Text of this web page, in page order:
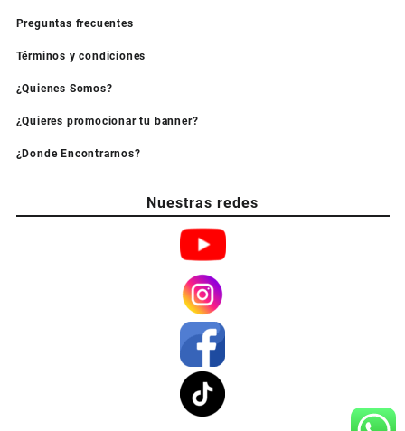
Preguntas frecuentes
Términos y condiciones
¿Quienes Somos?
¿Quieres promocionar tu banner?
¿Donde Encontrarnos?
Nuestras redes